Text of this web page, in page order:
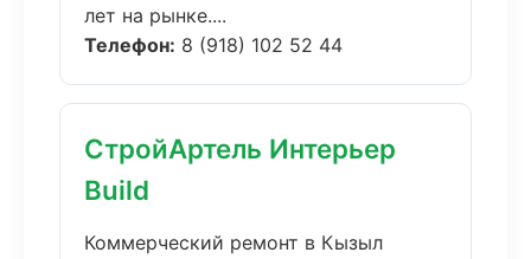
лет на рынке....
Телефон: 8 (918) 102 52 44
СтройАртель Интерьер
Build
Коммерческий ремонт в Кызыл